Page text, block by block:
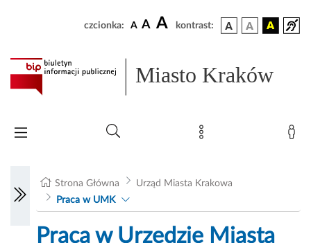
czcionka: A A A kontrast:
Miasto Kraków
Strona Główna
Urząd Miasta Krakowa
Praca w UMK
Praca w Urzędzie Miasta